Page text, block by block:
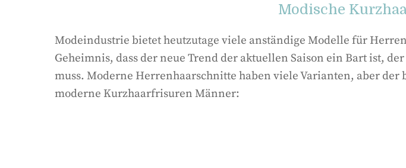
Modische
Modeindustrie bietet heutzutage viele anständige Modelle für
Geheimnis, dass der neue Trend der aktuellen Saison ein Bart ist,
muss. Moderne Herrenhaarschnitte haben viele Varianten, aber
moderne Kurzhaarfrisuren Männer: